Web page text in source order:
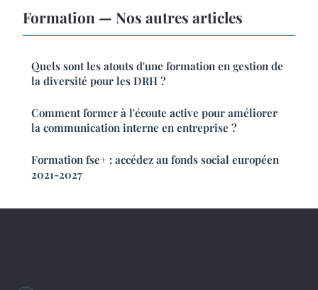
Formation — Nos autres articles
Quels sont les atouts d'une formation en gestion de
la diversité pour les DRH ?
Comment former à l'écoute active pour améliorer
la communication interne en entreprise ?
Formation fse+ : accédez au fonds social européen
2021-2027